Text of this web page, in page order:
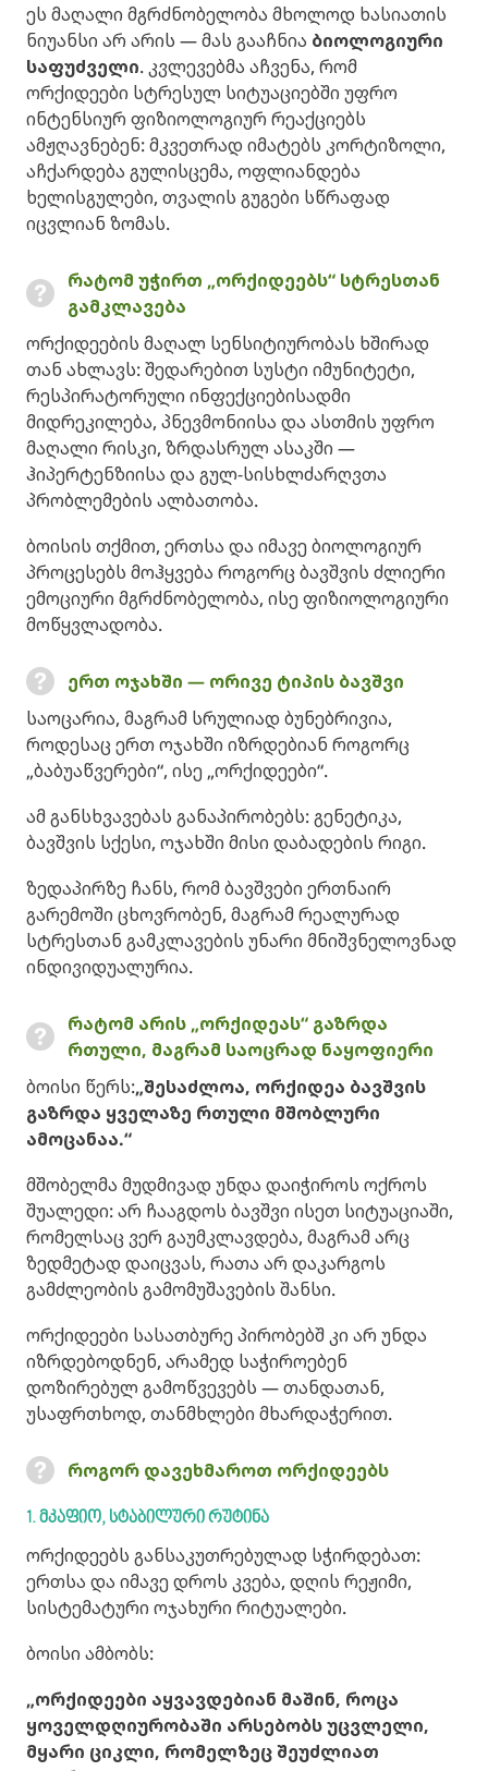
ეს მაღალი მგრძნობელობა მხოლოდ ხასიათის
ნიუანსი არ არის — მას გააჩნია ბიოლოგიური
საფუძველი. კვლევებმა აჩვენა, რომ
ორქიდეები სტრესულ სიტუაციებში უფრო
ინტენსიურ ფიზიოლოგიურ რეაქციებს
ამჟღავნებენ: მკვეთრად იმატებს კორტიზოლი,
აჩქარდება გულისცემა, ოფლიანდება
ხელისგულები, თვალის გუგები სწრაფად
იცვლიან ზომას.
რატომ უჭირთ „ორქიდეებს“ სტრესთან
გამკლავება
ორქიდეების მაღალ სენსიტიურობას ხშირად
თან ახლავს: შედარებით სუსტი იმუნიტეტი,
რესპირატორული ინფექციებისადმი
მიდრეკილება, პნევმონიისა და ასთმის უფრო
მაღალი რისკი, ზრდასრულ ასაკში —
ჰიპერტენზიისა და გულ-სისხლძარღვთა
პრობლემების ალბათობა.
ბოისის თქმით, ერთსა და იმავე ბიოლოგიურ
პროცესებს მოჰყვება როგორც ბავშვის ძლიერი
ემოციური მგრძნობელობა, ისე ფიზიოლოგიური
მოწყვლადობა.
ერთ ოჯახში — ორივე ტიპის ბავშვი
საოცარია, მაგრამ სრულიად ბუნებრივია,
როდესაც ერთ ოჯახში იზრდებიან როგორც
„ბაბუაწვერები“, ისე „ორქიდეები“.
ამ განსხვავებას განაპირობებს: გენეტიკა,
ბავშვის სქესი, ოჯახში მისი დაბადების რიგი.
ზედაპირზე ჩანს, რომ ბავშვები ერთნაირ
გარემოში ცხოვრობენ, მაგრამ რეალურად
სტრესთან გამკლავების უნარი მნიშვნელოვნად
ინდივიდუალურია.
რატომ არის „ორქიდეას“ გაზრდა
რთული, მაგრამ საოცრად ნაყოფიერი
ბოისი წერს:„შესაძლოა, ორქიდეა ბავშვის
გაზრდა ყველაზე რთული მშობლური
ამოცანაა.“
მშობელმა მუდმივად უნდა დაიჭიროს ოქროს
შუალედი: არ ჩააგდოს ბავშვი ისეთ სიტუაციაში,
რომელსაც ვერ გაუმკლავდება, მაგრამ არც
ზედმეტად დაიცვას, რათა არ დაკარგოს
გამძლეობის გამომუშავების შანსი.
ორქიდეები სასათბურე პირობებშ კი არ უნდა
იზრდებოდნენ, არამედ საჭიროებენ
დოზირებულ გამოწვევებს — თანდათან,
უსაფრთხოდ, თანმხლები მხარდაჭერით.
როგორ დავეხმაროთ ორქიდეებს
1. მკაფიო, სტაბილური რუტინა
ორქიდეებს განსაკუთრებულად სჭირდებათ:
ერთსა და იმავე დროს კვება, დღის რეჟიმი,
სისტემატური ოჯახური რიტუალები.
ბოისი ამბობს:
„ორქიდეები აყვავდებიან მაშინ, როცა
ყოველდღიურობაში არსებობს უცვლელი,
მყარი ციკლი, რომელზეც შეუძლიათ